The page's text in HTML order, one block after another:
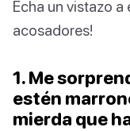
Echa un vistazo
acosadores!
1. Me
estén
mierda que